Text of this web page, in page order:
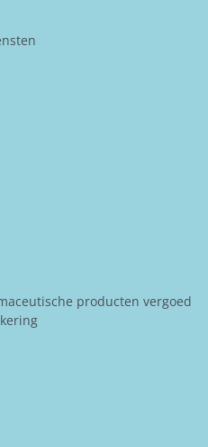
producten vergoed